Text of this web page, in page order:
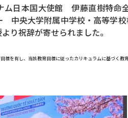
ム日本国大使館 伊藤直樹特命
中央大学附属中学校・高等学
り祝辞が寄せられました。
標を有し、当該教育目標に従ったカリキュラムに基づく